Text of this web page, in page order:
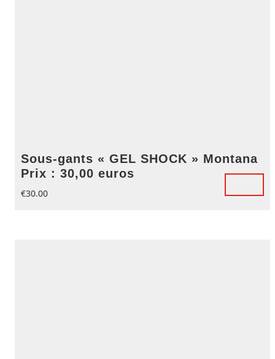
Sous-gants « GEL SHOCK » Montana
Prix : 30,00 euros
€30.00